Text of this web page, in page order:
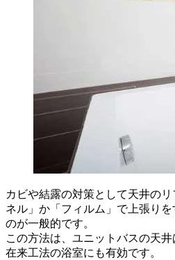
カビや結露の対策として天井の
ネル」か「フィルム」で上張り
のが一般的です。
この方法は、ユニットバスの天
在来工法の浴室にも有効です。